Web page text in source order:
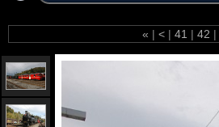
« | < | 41 | 42 |